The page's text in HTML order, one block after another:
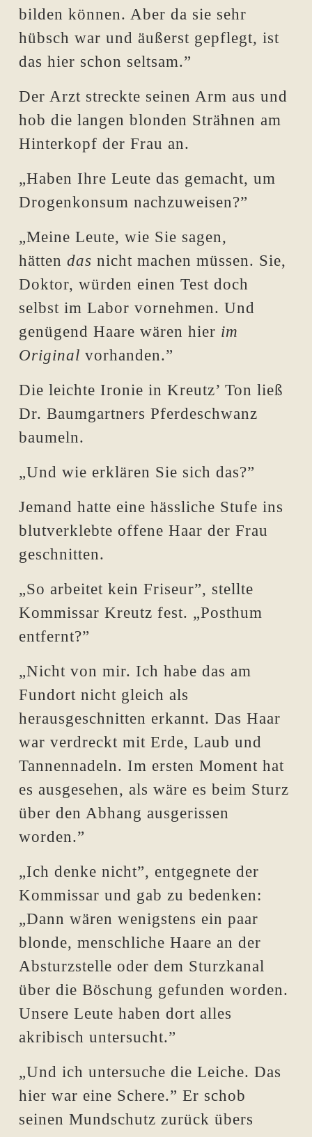
bilden können. Aber da sie sehr
hübsch war und äußerst gepflegt, ist
das hier schon seltsam.”
Der Arzt streckte seinen Arm aus und
hob die langen blonden Strähnen am
Hinterkopf der Frau an.
„Haben Ihre Leute das gemacht, um
Drogenkonsum nachzuweisen?”
„Meine Leute, wie Sie sagen,
hätten das nicht machen müssen. Sie,
Doktor, würden einen Test doch
selbst im Labor vornehmen. Und
genügend Haare wären hier im
Original vorhanden.”
Die leichte Ironie in Kreutz’ Ton ließ
Dr. Baumgartners Pferdeschwanz
baumeln.
„Und wie erklären Sie sich das?”
Jemand hatte eine hässliche Stufe ins
blutverklebte offene Haar der Frau
geschnitten.
„So arbeitet kein Friseur”, stellte
Kommissar Kreutz fest. „Posthum
entfernt?”
„Nicht von mir. Ich habe das am
Fundort nicht gleich als
herausgeschnitten erkannt. Das Haar
war verdreckt mit Erde, Laub und
Tannennadeln. Im ersten Moment hat
es ausgesehen, als wäre es beim Sturz
über den Abhang ausgerissen
worden.”
„Ich denke nicht”, entgegnete der
Kommissar und gab zu bedenken:
„Dann wären wenigstens ein paar
blonde, menschliche Haare an der
Absturzstelle oder dem Sturzkanal
über die Böschung gefunden worden.
Unsere Leute haben dort alles
akribisch untersucht.”
„Und ich untersuche die Leiche. Das
hier war eine Schere.” Er schob
seinen Mundschutz zurück übers